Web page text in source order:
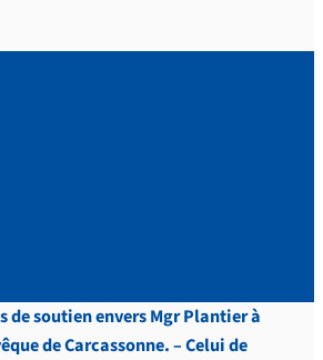
de soutien envers Mgr Plantier à
de Carcassonne. – Celui de